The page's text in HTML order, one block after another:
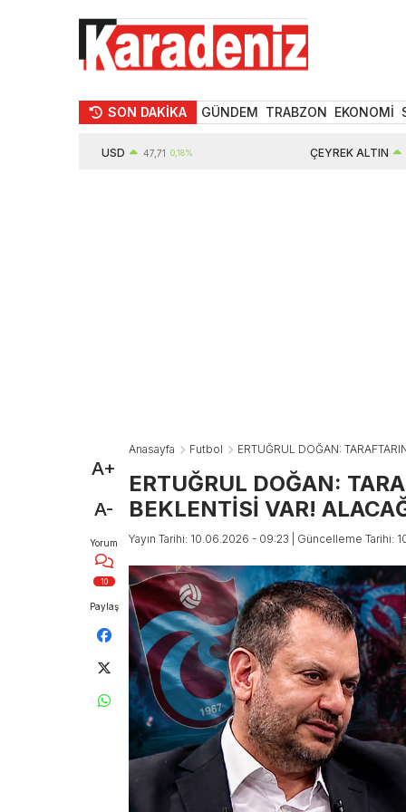
SON DAKİKA GÜNDEM TRABZON EKONOMİ
USD 47,71 0,18% ÇEYREK ALTIN
A+
A-
Yorum
10
Paylaş
Anasayfa Futbol ERTUĞRUL DOĞAN:
ERTUĞRUL DOĞAN:
BEKLENTİSİ VAR!
Yayın Tarihi: 10.06.2026 - 09:23 | Güncelleme Tarihi: